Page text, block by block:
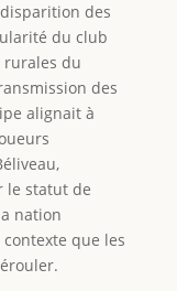
des
du club
rurales du
des
alignait à
le statut de
nation
que les